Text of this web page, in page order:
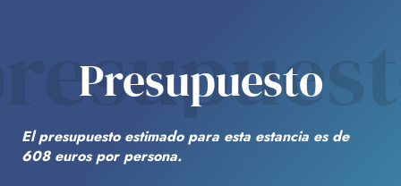
Presupuesto
El presupuesto estimado para esta estancia es de
608 euros por persona.